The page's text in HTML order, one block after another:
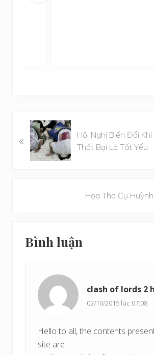
à
«
Hội Nghị Biến Đổi
Thất Bại Là Tất Yếu
Họa Thơ Cụ
Interactions
Bình luận
clash of lords 2
02/10/2015 lúc 07:08
Hello to all, the contents
site are